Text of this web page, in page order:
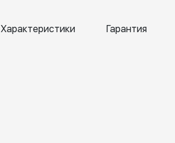
Характеристики Гарантия